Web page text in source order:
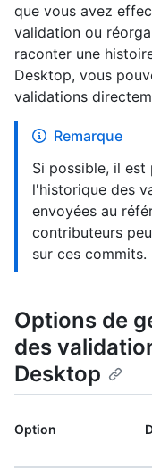
que vous avez
validation ou
raconter une
Desktop, vous
validations
Remarque
Si possible, il
l'historique des
envoyées au
contributeurs
sur ces commits.
Options de
des
Desktop
Option